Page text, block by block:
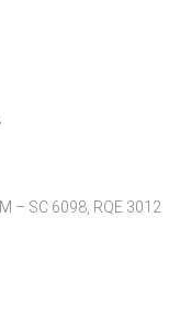
– SC 6098, RQE 3012